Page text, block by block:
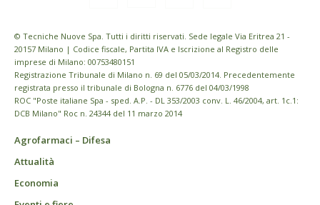
© Tecniche Nuove Spa. Tutti i diritti riservati. Sede legale Via Eritrea 21 -
20157 Milano | Codice fiscale, Partita IVA e Iscrizione al Registro delle
imprese di Milano: 00753480151
Registrazione Tribunale di Milano n. 69 del 05/03/2014. Precedentemente
registrata presso il tribunale di Bologna n. 6776 del 04/03/1998
ROC "Poste italiane Spa - sped. A.P. - DL 353/2003 conv. L. 46/2004, art. 1c.1:
DCB Milano" Roc n. 24344 del 11 marzo 2014
Agrofarmaci – Difesa
Attualità
Economia